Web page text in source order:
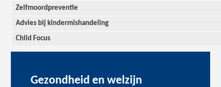
Zelfmoordpreventie
Advies bij kindermishandeling
Child Focus
Gezondheid en welzijn